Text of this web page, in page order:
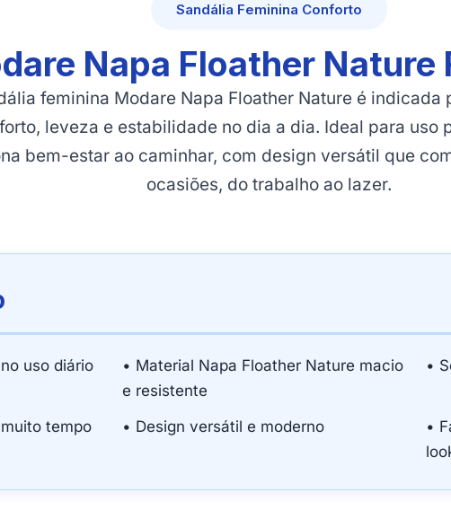
Sandália Feminina Conforto
Napa Floather Nature
feminina Modare Napa Floather Nature é indicada
leveza e estabilidade no dia a dia. Ideal para uso
bem-estar ao caminhar, com design versátil que
ocasiões, do trabalho ao lazer.
uso diário
• Material Napa Floather Nature macio
e resistente
•
tempo
• Design versátil e moderno
•